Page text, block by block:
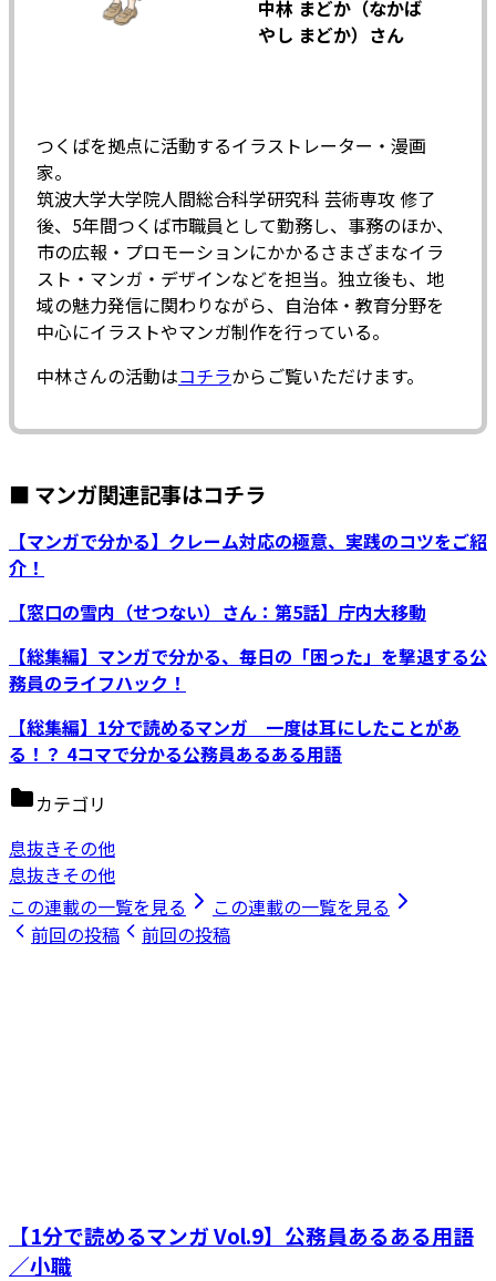
中林 まどか（なかば
やし まどか）さん
つくばを拠点に活動するイラストレーター・漫画
家。
筑波大学大学院人間総合科学研究科 芸術専攻 修了
後、5年間つくば市職員として勤務し、事務のほか、
市の広報・プロモーションにかかるさまざまなイラ
スト・マンガ・デザインなどを担当。独立後も、地
域の魅力発信に関わりながら、自治体・教育分野を
中心にイラストやマンガ制作を行っている。
中林さんの活動はコチラからご覧いただけます。
■ マンガ関連記事はコチラ
【マンガで分かる】クレーム対応の極意、実践のコツをご紹
介！
【窓口の雪内（せつない）さん：第5話】庁内大移動
【総集編】マンガで分かる、毎日の「困った」を撃退する公
務員のライフハック！
【総集編】1分で読めるマンガ 一度は耳にしたことがあ
る！？ 4コマで分かる公務員あるある用語
カテゴリ
息抜きその他
息抜きその他
この連載の一覧を見る
この連載の一覧を見る
前回の投稿
前回の投稿
【1分で読めるマンガ Vol.9】公務員あるある用語
／小職